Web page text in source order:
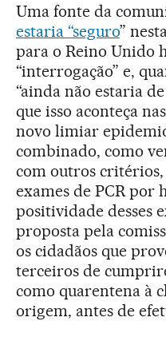
Uma fonte da
estaria “seguro”
para o Reino Unido
“interrogação” e,
“ainda não estaria
que isso aconteça
novo limiar
combinado, como
com outros
exames de PCR por
positividade desses
proposta pela
os cidadãos que
terceiros de
como quarentena à
origem, antes de